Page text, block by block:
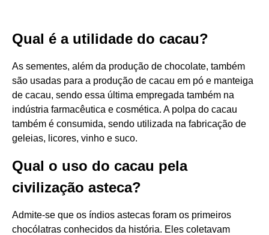
Qual é a utilidade do cacau?
As sementes, além da produção de chocolate, também
são usadas para a produção de cacau em pó e manteiga
de cacau, sendo essa última empregada também na
indústria farmacêutica e cosmética. A polpa do cacau
também é consumida, sendo utilizada na fabricação de
geleias, licores, vinho e suco.
Qual o uso do cacau pela
civilização asteca?
Admite-se que os índios astecas foram os primeiros
chocólatras conhecidos da história. Eles coletavam